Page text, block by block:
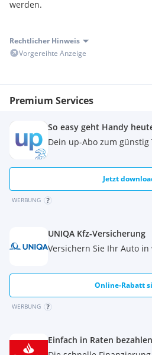
werden.
Rechtlicher Hinweis
Vorgereihte Anzeige
Premium Services
So easy geht Handy
Dein up-Abo zum
Jetzt
WERBUNG
UNIQA Kfz-Versicherung
Versichern Sie Ihr Auto in
Online-Rabatt
WERBUNG
Einfach in Raten bezahlen